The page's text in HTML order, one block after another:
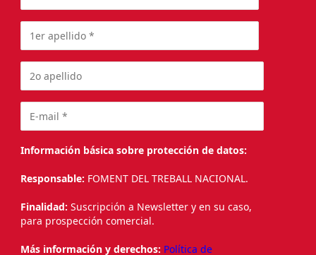
Información básica sobre protección de datos:
Responsable: FOMENT DEL TREBALL NACIONAL.
Finalidad: Suscripción a Newsletter y en su caso,
para prospección comercial.
Más información y derechos: Política de